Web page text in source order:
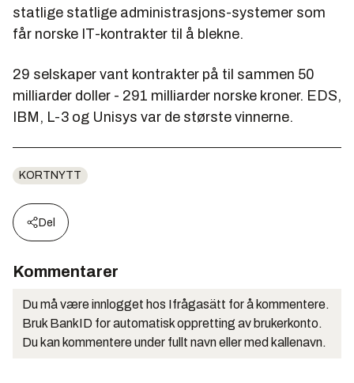
statlige statlige administrasjons-systemer som
får norske IT-kontrakter til å blekne.
29 selskaper vant kontrakter på til sammen 50
milliarder doller - 291 milliarder norske kroner. EDS,
IBM, L-3 og Unisys var de største vinnerne.
KORTNYTT
Del
Kommentarer
Du må være innlogget hos Ifrågasätt for å kommentere.
Bruk BankID for automatisk oppretting av brukerkonto.
Du kan kommentere under fullt navn eller med kallenavn.